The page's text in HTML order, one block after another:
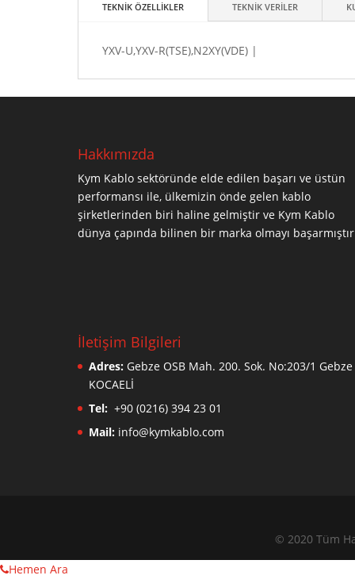
TEKNİK ÖZELLİKLER TEKNİK VERİLER
YXV-U,YXV-R(TSE),N2XY(VDE) |
Hakkımızda
Kym Kablo sektöründe elde edilen başarı ve üstün
performansı ile, ülkemizin önde gelen kablo
şirketlerinden biri haline gelmiştir ve Kym Kablo
dünya çapında bilinen bir marka olmayı başarmıştır
İletişim Bilgileri
Adres: Gebze OSB Mah. 200. Sok. No:203/1
KOCAELİ
Tel: +90 (0216) 394 23 01
Mail: info@kymkablo.com
© 2020 Tüm
Hemen Ara